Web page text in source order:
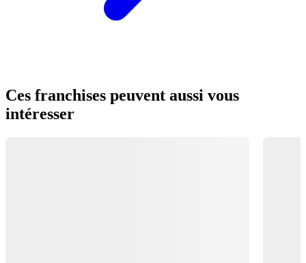
Ces franchises peuvent aussi vous
intéresser